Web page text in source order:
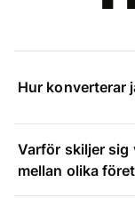
Hur konverterar
Varför skiljer sig
mellan olika